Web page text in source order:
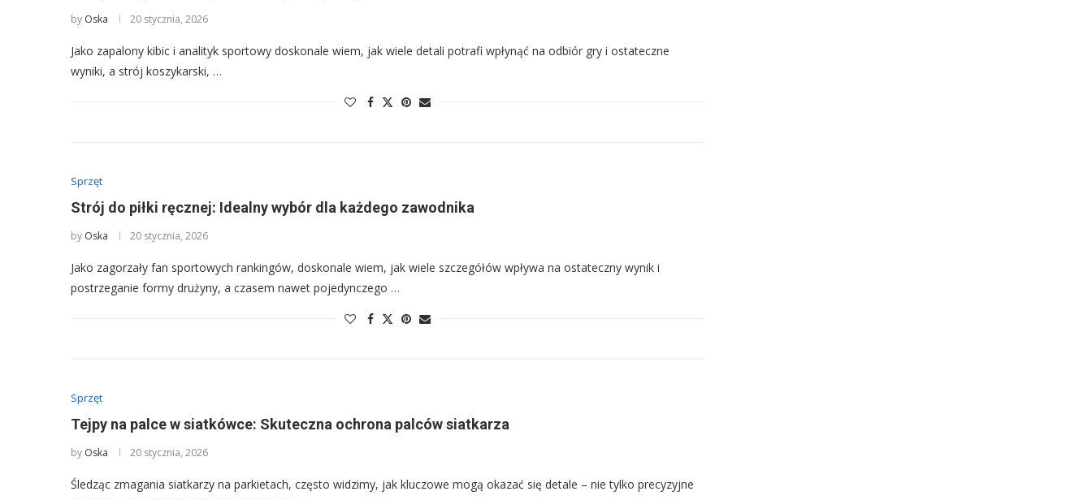
by Oska 20 stycznia, 2026
Jako zapalony kibic i analityk sportowy doskonale wiem, jak wiele detali potrafi wpłynąć na odbiór gry i ostateczne
wyniki, a strój koszykarski, …
Sprzęt
Strój do piłki ręcznej: Idealny wybór dla każdego zawodnika
by Oska 20 stycznia, 2026
Jako zagorzały fan sportowych rankingów, doskonale wiem, jak wiele szczegółów wpływa na ostateczny wynik i
postrzeganie formy drużyny, a czasem nawet pojedynczego …
Sprzęt
Tejpy na palce w siatkówce: Skuteczna ochrona palców siatkarza
by Oska 20 stycznia, 2026
Śledząc zmagania siatkarzy na parkietach, często widzimy, jak kluczowe mogą okazać się detale – nie tylko precyzyjne